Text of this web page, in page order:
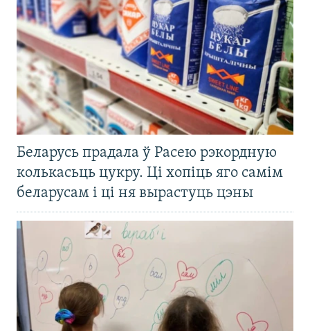
Беларусь прадала ў Расею рэкордную
колькасьць цукру. Ці хопіць яго самім
беларусам і ці ня вырастуць цэны